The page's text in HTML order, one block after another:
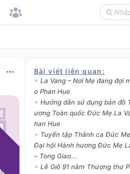
Bài viết liên quan :
La Vang – Nơi Mẹ đang đợi
o Phan Hue
Hướng dẫn sử dụng bản đồ
ương Toàn quốc Đức Mẹ La
han Hue
Tuyển tập Thánh ca Đức
Đại hội Hành hương Đức Mẹ
– Tong Giao...
Lễ Giỗ 91 năm Thượng thư